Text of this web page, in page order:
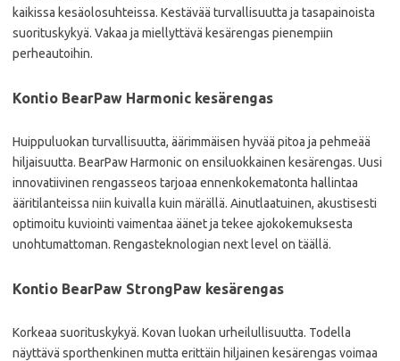
kaikissa kesäolosuhteissa. Kestävää turvallisuutta ja tasapainoista
suorituskykyä. Vakaa ja miellyttävä kesärengas pienempiin
perheautoihin.
Kontio BearPaw Harmonic kesärengas
Huippuluokan turvallisuutta, äärimmäisen hyvää pitoa ja pehmeää
hiljaisuutta. BearPaw Harmonic on ensiluokkainen kesärengas. Uusi
innovatiivinen rengasseos tarjoaa ennenkokematonta hallintaa
ääritilanteissa niin kuivalla kuin märällä. Ainutlaatuinen, akustisesti
optimoitu kuviointi vaimentaa äänet ja tekee ajokokemuksesta
unohtumattoman. Rengasteknologian next level on täällä.
Kontio BearPaw StrongPaw kesärengas
Korkeaa suorituskykyä. Kovan luokan urheilullisuutta. Todella
näyttävä sporthenkinen mutta erittäin hiljainen kesärengas voimaa